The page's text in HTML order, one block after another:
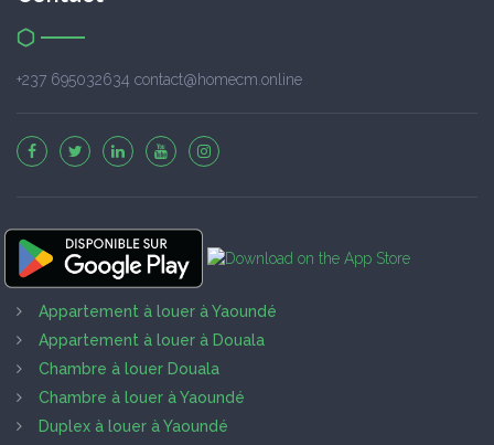
+237 695032634 contact@homecm.online
Appartement à louer à Yaoundé
Appartement à louer à Douala
Chambre à louer Douala
Chambre à louer à Yaoundé
Duplex à louer à Yaoundé